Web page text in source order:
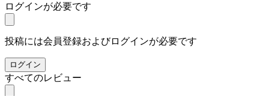
ログインが必要です
投稿には会員登録およびログインが必要です
ログイン
すべてのレビュー